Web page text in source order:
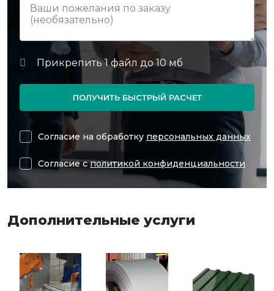
ПОЛУЧИТЬ БЫСТРЫЙ РАСЧЕТ
Согласие на обработку персональных данных
Согласие сполитикой конфиденциальности
Дополнительные услуги